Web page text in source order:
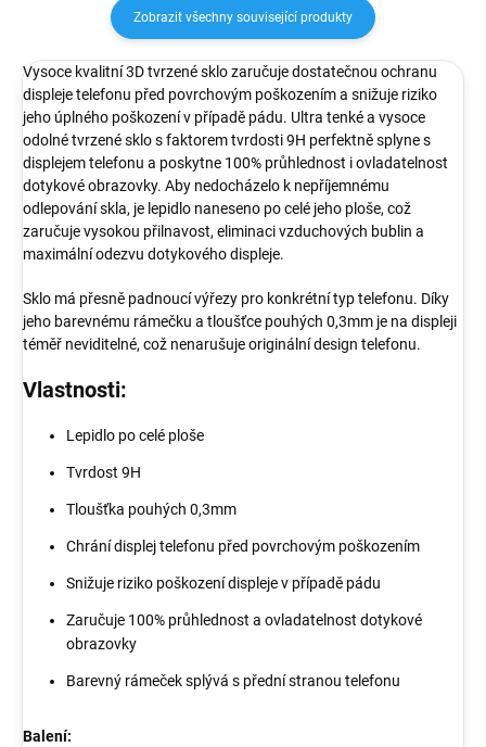
Zobrazit všechny související produkty
Vysoce kvalitní 3D tvrzené sklo zaručuje dostatečnou ochranu
displeje telefonu před povrchovým poškozením a snižuje riziko
jeho úplného poškození v případě pádu. Ultra tenké a vysoce
odolné tvrzené sklo s faktorem tvrdosti 9H perfektně splyne s
displejem telefonu a poskytne 100% průhlednost i ovladatelnost
dotykové obrazovky. Aby nedocházelo k nepříjemnému
odlepování skla, je lepidlo naneseno po celé jeho ploše, což
zaručuje vysokou přilnavost, eliminaci vzduchových bublin a
maximální odezvu dotykového displeje.
Sklo má přesně padnoucí výřezy pro konkrétní typ telefonu. Díky
jeho barevnému rámečku a tloušťce pouhých 0,3mm je na displeji
téměř neviditelné, což nenarušuje originální design telefonu.
Vlastnosti:
Lepidlo po celé ploše
Tvrdost 9H
Tloušťka pouhých 0,3mm
Chrání displej telefonu před povrchovým poškozením
Snižuje riziko poškození displeje v případě pádu
Zaručuje 100% průhlednost a ovladatelnost dotykové
obrazovky
Barevný rámeček splývá s přední stranou telefonu
Balení: